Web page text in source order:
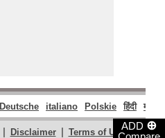
ADD ⊕
Deutsche italiano Polskie हिंदी मराठी
| Disclaimer | Terms of Use |